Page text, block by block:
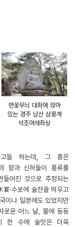
연꽃무늬 대좌에 앉아
있는 경주 남산 삼릉계
석조여래좌상
고들 하는데, 그 흥은
왕과 신하들이 풍류를
들어진 것으로 추정되는
·수로에 술잔을 띄우고
이나 일본에도 있었지만
로운 어느 날, 물에 동동
한 수에 술맛은 더욱